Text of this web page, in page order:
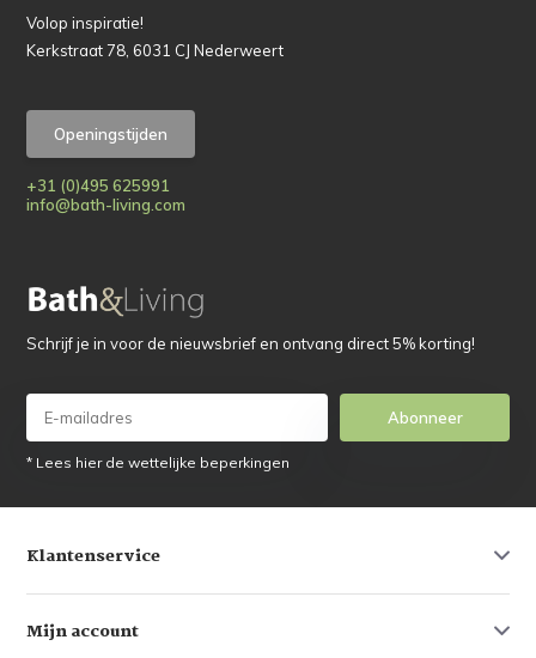
Volop inspiratie!
Kerkstraat 78, 6031 CJ Nederweert
Openingstijden
+31 (0)495 625991
info@bath-living.com
Schrijf je in voor de nieuwsbrief en ontvang direct 5% korting!
Abonneer
* Lees hier de wettelijke beperkingen
Klantenservice
Mijn account